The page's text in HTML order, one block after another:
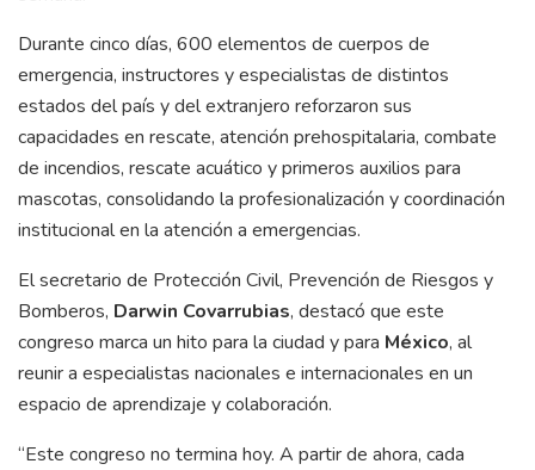
Durante cinco días, 600 elementos de cuerpos de
emergencia, instructores y especialistas de distintos
estados del país y del extranjero reforzaron sus
capacidades en rescate, atención prehospitalaria, combate
de incendios, rescate acuático y primeros auxilios para
mascotas, consolidando la profesionalización y coordinación
institucional en la atención a emergencias.
El secretario de Protección Civil, Prevención de Riesgos y
Bomberos, Darwin Covarrubias, destacó que este
congreso marca un hito para la ciudad y para México, al
reunir a especialistas nacionales e internacionales en un
espacio de aprendizaje y colaboración.
“Este congreso no termina hoy. A partir de ahora, cada